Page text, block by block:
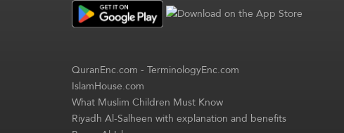
QuranEnc.com-TerminologyEnc.com
IslamHouse.com
What Muslim Children Must Know
Riyadh Al-Salheen with explanation and benefits